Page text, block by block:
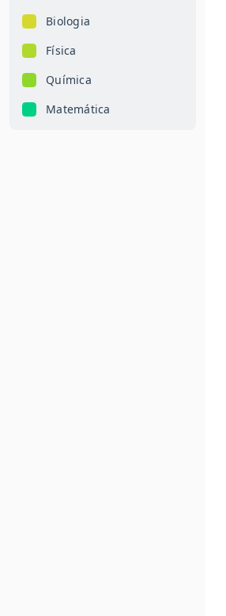
Biologia
Física
Química
Matemática